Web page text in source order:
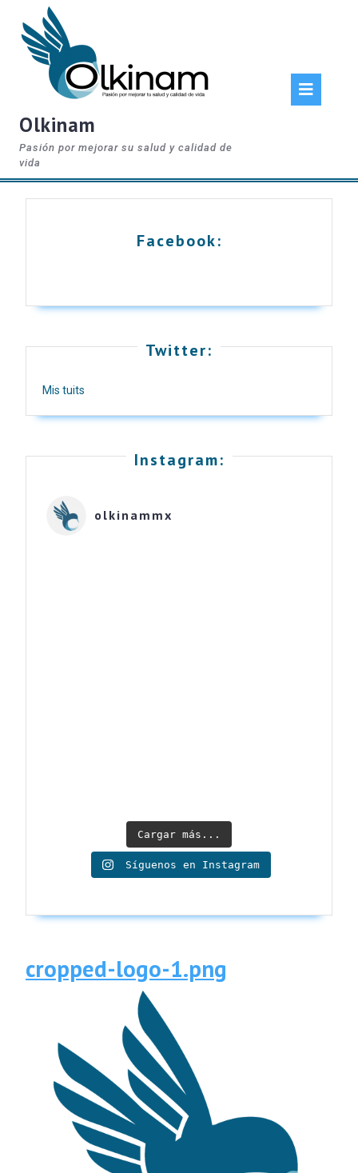
content
Olkinam
Pasión por mejorar su salud y calidad de
vida
Facebook:
Twitter:
Mis tuits
Instagram:
olkinammx
Cargar más...
Síguenos en Instagram
cropped-logo-1.png